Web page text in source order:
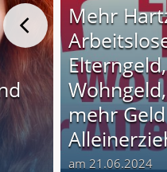
Mehr
mehr
am 21.06.2024